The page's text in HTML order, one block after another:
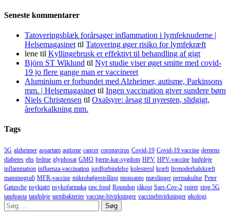
Seneste kommentarer
Tatoveringsblæk forårsager inflammation i lymfeknuderne |
Helsemagasinet til Tatovering øger risiko for lymfekræft
lene til Kyllingebrusk er effektivt til behandling af gigt
Björn ST Wiklund til Nyt studie viser øget smitte med covid-
19 jo flere gange man er vaccineret
Aluminium er forbundet med Alzheimer, autisme, Parkinsons
mm. | Helsemagasinet til Ingen vaccination giver sundere børn
Niels Christensen til Oxalsyre: årsag til nyresten, slidgigt,
åreforkalkning mm.
Tags
5G alzheimer aspartam autisme cancer coronavirus Covid-19 Covid-19 vaccine demens
diabetes ehs fedme glyphosat GMO hjerte-kar-sygdom HPV HPV-vaccine hudpleje
inflammation influenza-vaccination jordforbindelse kolesterol kræft livmoderhalskræft
mammografi MFR-vaccine mikrobølgestråling monsanto mæslinger permakultur Peter
Gøtzsche psykiatri psykofarmaka raw food Roundup råkost Sars-Cov-2 spirer stop 5G
tandpasta tandpleje tarmbakterier vaccine-bivirkninger vaccinebivirkninger økologi
Søg
efter: